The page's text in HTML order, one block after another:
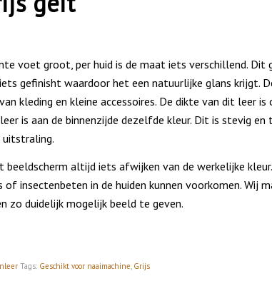
voet groot, per huid is de maat iets verschillend.
gefinisht waardoor het een natuurlijke glans krijgt.
kleding en kleine accessoires. De dikte van dit leer
is aan de binnenzijde dezelfde kleur. Dit is stevig en
uitstraling.
beeldscherm altijd iets afwijken van de werkelijke
insectenbeten in de huiden kunnen voorkomen. Wij
zo duidelijk mogelijk beeld te geven.
Tags: Geschikt voor naaimachine, Grijs